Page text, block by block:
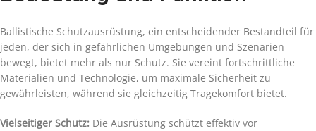
Ballistische Schutzausrüstung, ein entscheidender Bestandteil für
jeden, der sich in gefährlichen Umgebungen und Szenarien
bewegt, bietet mehr als nur Schutz. Sie vereint fortschrittliche
Materialien und Technologie, um maximale Sicherheit zu
gewährleisten, während sie gleichzeitig Tragekomfort bietet.
Vielseitiger Schutz: Die Ausrüstung schützt effektiv vor